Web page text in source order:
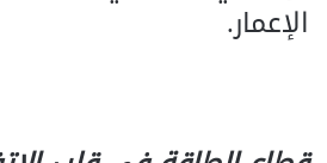
الإعمار.